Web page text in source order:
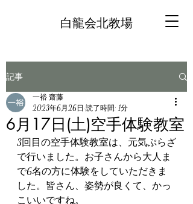
白龍会北教場
記事
6月17日(土)空手体験教室
一裕 齋藤
2023年6月26日 読了時間: 1分
3回目の空手体験教室は、元気ぷらざ
で行いました。お子さんから大人ま
で6名の方に体験をしていただきま
した。皆さん、姿勢が良くて、かっ
こいいですね。